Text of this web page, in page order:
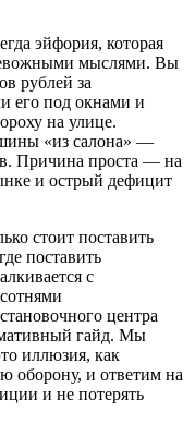
эйфория, которая
мыслями. Вы
рублей за
его под окнами и
на улице.
«из салона» —
Причина проста — на
и острый дефицит
стоит поставить
поставить
с
центра
гайд. Мы
иллюзия, как
оборону, и ответим на
и не потерять